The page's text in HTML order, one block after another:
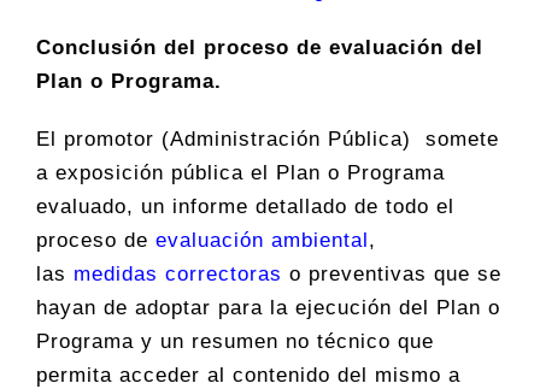
Conclusión del proceso de evaluación del
Plan o Programa.
El promotor (Administración Pública) somete
a exposición pública el Plan o Programa
evaluado, un informe detallado de todo el
proceso de evaluación ambiental ,
las medidas correctoras o preventivas que se
hayan de adoptar para la ejecución del Plan o
Programa y un resumen no técnico que
permita acceder al contenido del mismo a